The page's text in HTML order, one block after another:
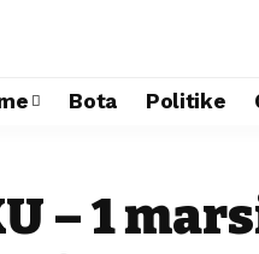
Bota Politike
– 1